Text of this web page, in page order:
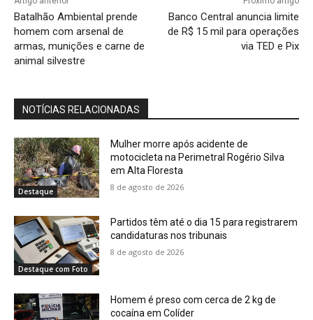
Batalhão Ambiental prende
homem com arsenal de
armas, munições e carne de
animal silvestre
Banco Central anuncia limite
de R$ 15 mil para operações
via TED e Pix
NOTÍCIAS RELACIONADAS
Destaque
Mulher morre após acidente de
motocicleta na Perimetral Rogério Silva
em Alta Floresta
8 de agosto de 2026
Destaque com Foto
Partidos têm até o dia 15 para registrarem
candidaturas nos tribunais
8 de agosto de 2026
Homem é preso com cerca de 2 kg de
cocaína em Colíder